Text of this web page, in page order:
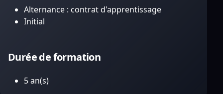
Alternance : contrat d'apprentissage
Initial
Durée de formation
5 an(s)